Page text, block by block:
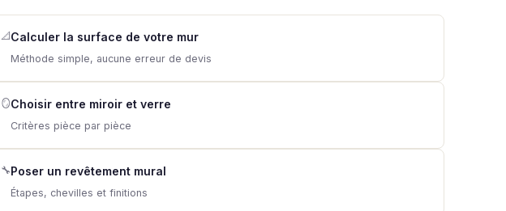
📐 Calculer la surface de votre mur
Méthode simple, aucune erreur de devis
🪞Choisir entre miroir et verre
Critères pièce par pièce
🔧Poser un revêtement mural
Étapes, chevilles et finitions